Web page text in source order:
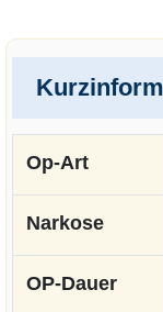
Op-Art
Narkose
OP-Dauer